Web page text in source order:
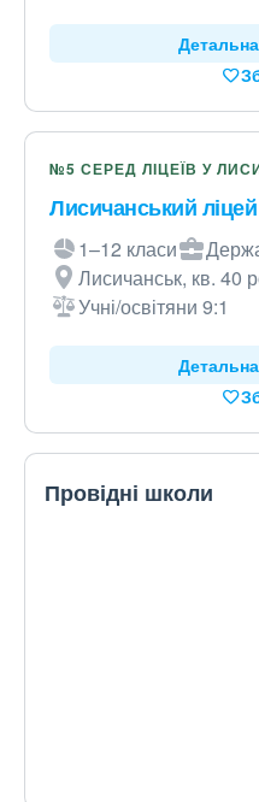
№5 СЕРЕД ЛІЦЕЇВ У
Лисичанський
1–12 класи
Лисичанськ, кв. 40
Учні/освітяни 9:1
Провідні школи